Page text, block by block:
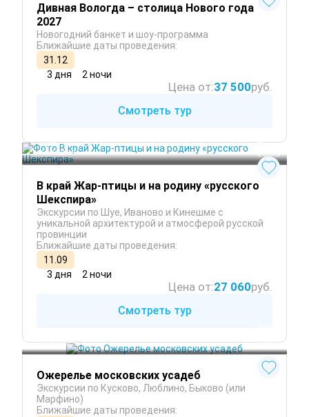
Дивная Вологда – столица Нового года
2027
Новогодний банкет и шоу-программа
Ближайшие даты проведения:
31.12
3 дня
2 ночи
Цена от:37 500руб.
Смотреть тур
Шуя
Кинешма
Лето
Осень
В край Жар-птицы и на родину «русского
Шекспира»
Экскурсии по Шуе, Иваново и Кинешме с
уникальной архитектурой и атмосферой русской
провинции
Ближайшие даты проведения:
11.09
3 дня
2 ночи
Цена от:27 060руб.
Смотреть тур
Москва
Весна
Ожерелье московских усадеб
Экскурсии по Кусково, Люблино, Быково (или
Марфино)
Ближайшие даты проведения: